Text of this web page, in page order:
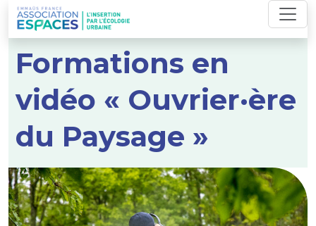
Skip
to
content
Formations en
vidéo « Ouvrier·ère
du Paysage »